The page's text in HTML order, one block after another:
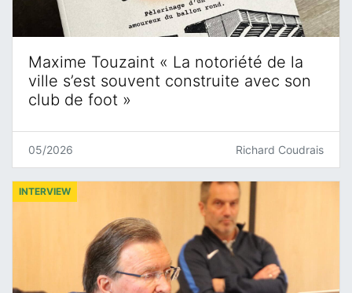
Maxime Touzaint « La notoriété de la
ville s’est souvent construite avec son
club de foot »
05/2026 Richard Coudrais
INTERVIEW